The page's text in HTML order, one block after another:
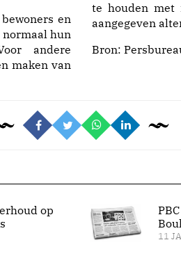
en
normaal hun
andere
maken van
te houden met
aangegeven
Bron:
op
11